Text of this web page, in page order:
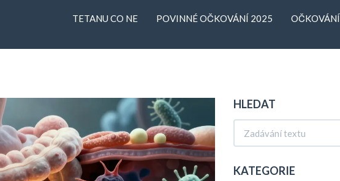
TETANU CO NE POVINNÉ OČKOVÁNÍ 2025
HLEDAT
KATEGORIE